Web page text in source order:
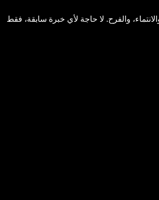
والفرح. لا حاجة لأي خبرة سابقة، فقط